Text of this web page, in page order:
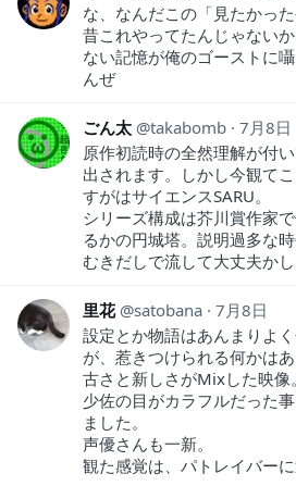
な、なんだこの「見たかっ
昔これやってたんじゃない
ない記憶が俺のゴーストに
んぜ
ごん太 takabomb 7月8日
原作初読時の全然理解が付
出されます。しかし今観て
すがはサイエンスSARU。
シリーズ構成は芥川賞作家
るかの円城塔。説明過多な
むきだしで流して大丈夫か
里花 satobana 7月8日
設定とか物語はあんまりよ
が、惹きつけられる何かはあ
古さと新しさがMixした映像。
少佐の目がカラフルだった
ました。
声優さんも一新。
観た感覚は、パトレイバーに